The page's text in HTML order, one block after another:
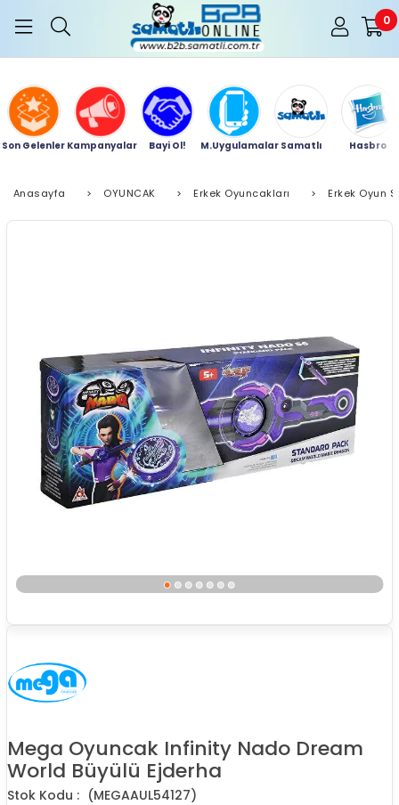
0
Son Gelenler Kampanyalar Bayi Ol! M.Uygulamalar Samatlı Hasbro
Anasayfa > OYUNCAK > Erkek Oyuncakları > Erkek Oyun
Mega Oyuncak Infinity Nado Dream
World Büyülü Ejderha
(MEGAAUL54127)